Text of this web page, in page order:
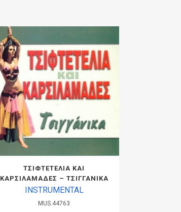
ΤΣΙΦΤΕΤΕΛΙΑ ΚΑΙ
ΚΑΡΣΙΛΑΜΑΔΕΣ – ΤΣΙΓΓΑΝΙΚΑ
INSTRUMENTAL
MUS.44763